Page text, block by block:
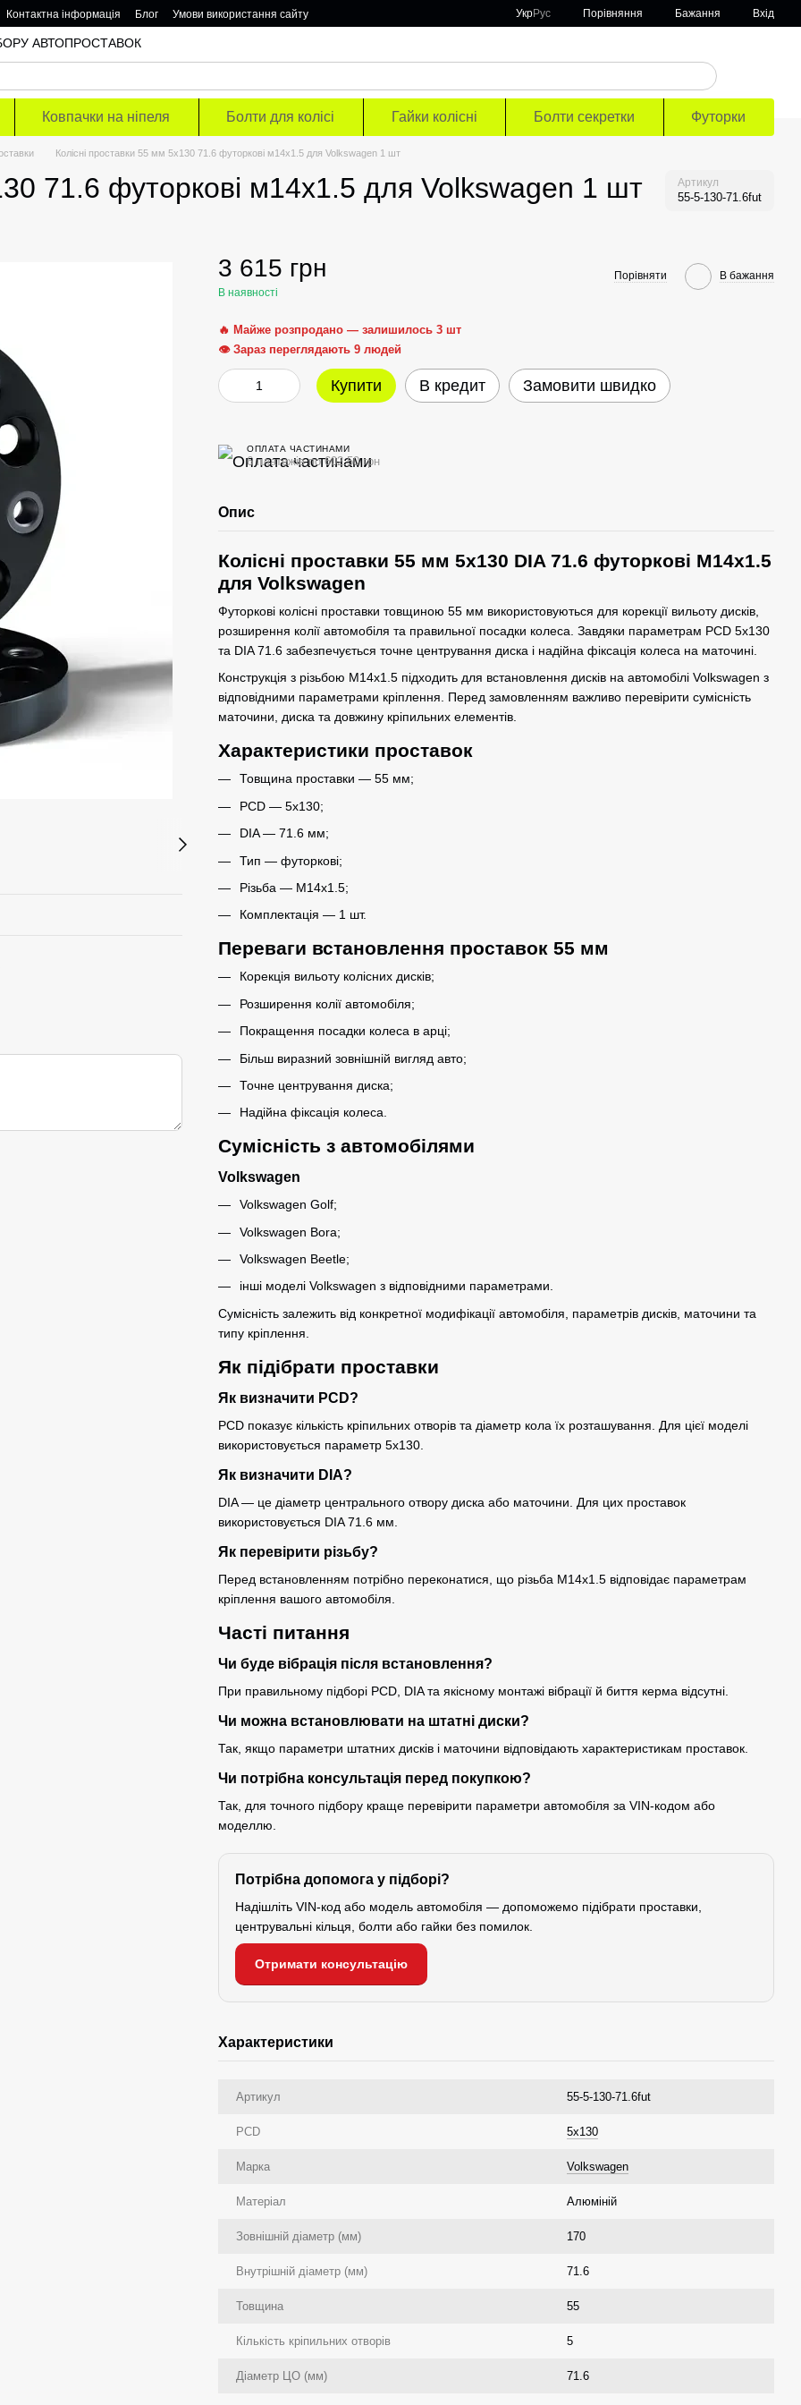
Контактна інформація Блог
Умови використання сайту
УкрРус Порівняння Бажання Вхід
АВТОПРОСТАВОК
Ковпачки на ніпеля Болти для колісі Гайки колісні Болти секретки Футорки
Колісні проставки 55 мм 5х130 71.6 футоркові м14х1.5 для Volkswagen 1 шт
71.6 футоркові м14х1.5 для Volkswagen 1 шт Артикул
55-5-130-71.6fut
3 615 грн
В наявності
Порівняти В бажання
🔥 Майже розпродано — залишилось 3 шт
👁 Зараз переглядають 9 людей
Купити В кредит Замовити швидко
ОПЛАТА ЧАСТИНАМИ
6 платежів по 602.50 грн
Опис
Колісні проставки 55 мм 5x130 DIA 71.6 футоркові M14x1.5
для Volkswagen
Футоркові колісні проставки товщиною 55 мм використовуються для корекції вильоту дисків,
розширення колії автомобіля та правильної посадки колеса. Завдяки параметрам PCD 5x130
та DIA 71.6 забезпечується точне центрування диска і надійна фіксація колеса на маточині.
Конструкція з різьбою M14x1.5 підходить для встановлення дисків на автомобілі Volkswagen з
відповідними параметрами кріплення. Перед замовленням важливо перевірити сумісність
маточини, диска та довжину кріпильних елементів.
Характеристики проставок
Товщина проставки — 55 мм;
PCD — 5x130;
DIA — 71.6 мм;
Тип — футоркові;
Різьба — M14x1.5;
Комплектація — 1 шт.
Переваги встановлення проставок 55 мм
Корекція вильоту колісних дисків;
Розширення колії автомобіля;
Покращення посадки колеса в арці;
Більш виразний зовнішній вигляд авто;
Точне центрування диска;
Надійна фіксація колеса.
Сумісність з автомобілями
Volkswagen
Volkswagen Golf;
Volkswagen Bora;
Volkswagen Beetle;
інші моделі Volkswagen з відповідними параметрами.
Сумісність залежить від конкретної модифікації автомобіля, параметрів дисків, маточини та
типу кріплення.
Як підібрати проставки
Як визначити PCD?
PCD показує кількість кріпильних отворів та діаметр кола їх розташування. Для цієї моделі
використовується параметр 5x130.
Як визначити DIA?
DIA — це діаметр центрального отвору диска або маточини. Для цих проставок
використовується DIA 71.6 мм.
Як перевірити різьбу?
Перед встановленням потрібно переконатися, що різьба M14x1.5 відповідає параметрам
кріплення вашого автомобіля.
Часті питання
Чи буде вібрація після встановлення?
При правильному підборі PCD, DIA та якісному монтажі вібрації й биття керма відсутні.
Чи можна встановлювати на штатні диски?
Так, якщо параметри штатних дисків і маточини відповідають характеристикам проставок.
Чи потрібна консультація перед покупкою?
Так, для точного підбору краще перевірити параметри автомобіля за VIN-кодом або
моделлю.
Потрібна допомога у підборі?
Надішліть VIN-код або модель автомобіля — допоможемо підібрати проставки,
центрувальні кільця, болти або гайки без помилок.
Отримати консультацію
Характеристики
Артикул 55-5-130-71.6fut
PCD 5x130
Марка Volkswagen
Матеріал Алюміній
Зовнішній діаметр (мм) 170
Внутрішній діаметр (мм) 71.6
Товщина 55
Кількість кріпильних отворів 5
Діаметр ЦО (мм) 71.6